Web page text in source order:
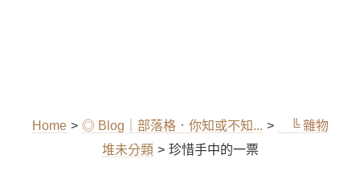
Home > ◎ Blog｜部落格．你知或不知... >
╚ 雜物
堆未分類 > 珍惜手中的一票